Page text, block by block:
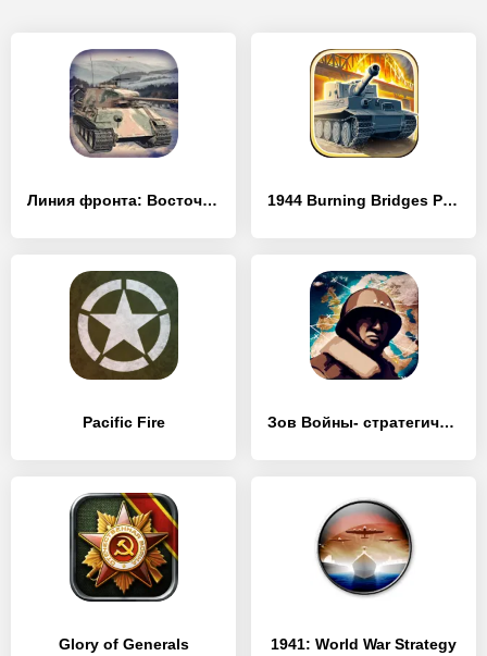
Линия фронта: Восточный фронт 1944 Burning Bridges Premium
Pacific Fire Зов Войны- стратегическая игра
Glory of Generals 1941: World War Strategy